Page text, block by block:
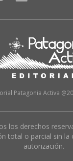
Patagonia Activa
los derechos
total o parcial sin la
autorización.